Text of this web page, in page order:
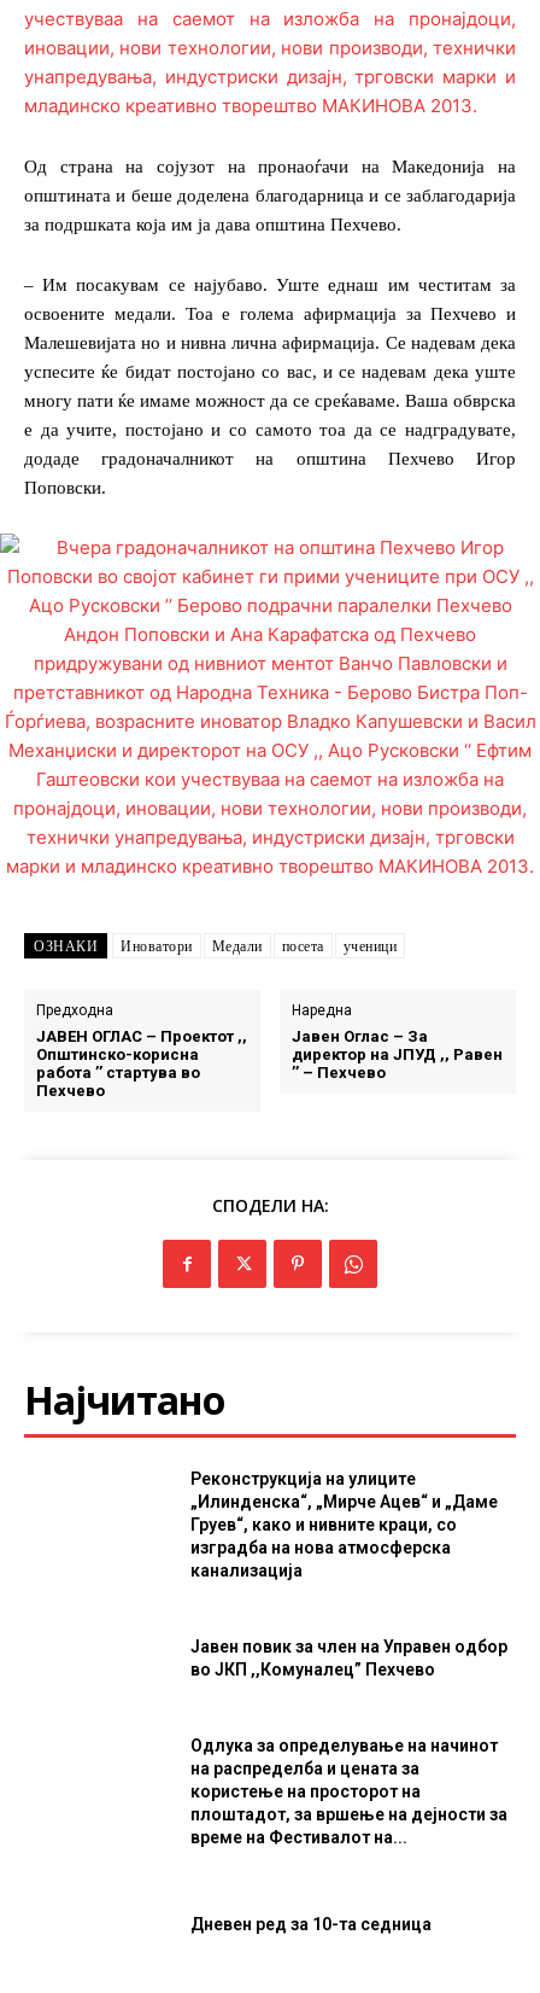
Од страна на сојузот на пронаоѓачи на Македонија на
општината и беше доделена благодарница и се заблагодарија
за подршката која им ја дава општина Пехчево.
– Им посакувам се најубаво. Уште еднаш им честитам за
освоените медали. Тоа е голема афирмација за Пехчево и
Малешевијата но и нивна лична афирмација. Се надевам дека
успесите ќе бидат постојано со вас, и се надевам дека уште
многу пати ќе имаме можност да се среќаваме. Ваша обврска
е да учите, постојано и со самото тоа да се надградувате,
додаде градоначалникот на општина Пехчево Игор
Поповски.
ОЗНАКИ Иноватори Медали посета ученици
Предходна
ЈАВЕН ОГЛАС – Проектот ,,
Општинско-корисна
работа ’’ стартува во
Пехчево
Наредна
Јавен Оглас – За
директор на ЈПУД ,, Равен
’’ – Пехчево
СПОДЕЛИ НА:
Најчитано
Реконструкција на улиците
„Илинденска“, „Мирче Ацев“ и „Даме
Груев“, како и нивните краци, со
изградба на нова атмосферска
канализација
Јавен повик за член на Управен одбор
во ЈКП ,,Комуналец” Пехчево
Одлука за определување на начинот
на распределба и цената за
користење на просторот на
плоштадот, за вршење на дејности за
време на Фестивалот на...
Дневен ред за 10-та седница